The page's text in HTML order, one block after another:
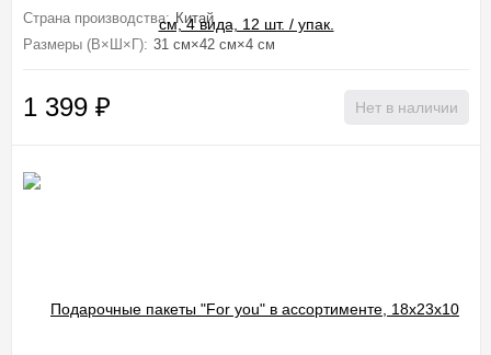
Страна производства: Китай
Размеры (В×Ш×Г): 31 см×42 см×4 см
1 399 ₽ Нет в наличии